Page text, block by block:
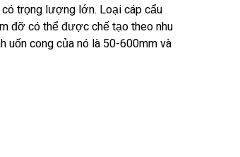
trọng lượng lớn. Loại cáp cẩu
đỡ có thể được chế tạo theo nhu
uốn cong của nó là 50-600mm và